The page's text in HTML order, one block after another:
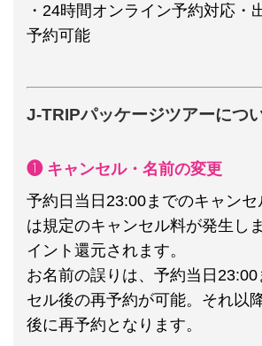
・24時間オンライン予約対応・
予約可能
J-TRIPパッケージツアーにつ
❶ キャンセル・名前の変更
予約日当日23:00までのキャン
は規定のキャンセル料が発生し
イント還元されます。
お名前の誤りは、予約当日
セル後の再予約が可能。それ以
後に再予約となります。